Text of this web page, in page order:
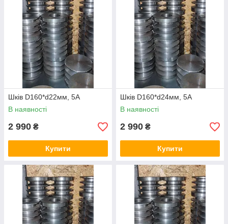
Шків D160*d22мм, 5А
В наявності
2 990 ₴
Купити
Шків D160*d24мм, 5А
В наявності
2 990 ₴
Купити